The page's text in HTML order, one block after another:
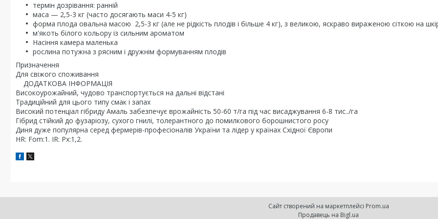
термін дозрівання: ранній
маса — 2,5-3 кг (часто досягають маси 4-5 кг)
форма плода овальна масою 2,5-3 кг (але не рідкість плодів і більше 4 кг), з великою, яскраво вираженою сіткою на
м'якоть білого кольору із сильним ароматом
Насіння камера маленька
рослина потужна з рясним і дружнім формуванням плодів
Призначення
Для свіжого споживання
ДОДАТКОВА ІНФОРМАЦІЯ
Високоурожайний, чудово транспортується на дальні відстані
Традиційний для цього типу смак і запах
Високий потенціал гібриду Амаль забезпечує врожайність 50-60 т/га під час висаджування 6-8 тис../га
Гібрид стійкий до фузаріозу, сухого гнилі, толерантного до помилкового борошнистого росу
Диня дуже популярна серед фермерів-професіоналів України та лідер у країнах Східної Європи
HR: Fom:1. IR: Px:1,2.
Сайт створений на маркетплейсі Prom.ua
Продавець на Bigl.ua